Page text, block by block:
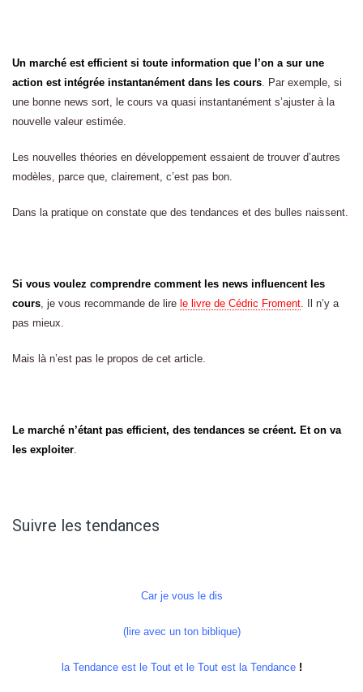
Un marché est efficient si toute information que l’on a sur une
action est intégrée instantanément dans les cours. Par exemple, si
une bonne news sort, le cours va quasi instantanément s’ajuster à la
nouvelle valeur estimée.
Les nouvelles théories en développement essaient de trouver d’autres
modèles, parce que, clairement, c’est pas bon.
Dans la pratique on constate que des tendances et des bulles naissent.
Si vous voulez comprendre comment les news influencent les
cours, je vous recommande de lire le livre de Cédric Froment. Il n’y a
pas mieux.
Mais là n’est pas le propos de cet article.
Le marché n’étant pas efficient, des tendances se créent. Et on va
les exploiter.
Suivre les tendances
Car je vous le dis
(lire avec un ton biblique)
la Tendance est le Tout et le Tout est la Tendance!